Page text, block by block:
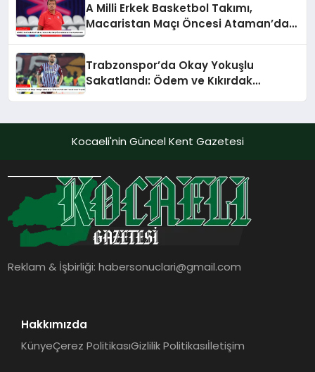
A Milli Erkek Basketbol Takımı,
Macaristan Maçı Öncesi Ataman’dan
Trabzonspor’da Okay Yokuşlu
Sakatlandı: Ödem ve Kıkırdak
Kocaeli'nin Güncel Kent Gazetesi
Reklam & İşbirliği:habersonuclari@gmail.com
Hakkımızda
KünyeÇerez PolitikasıGizlilik Politikasıİletişim